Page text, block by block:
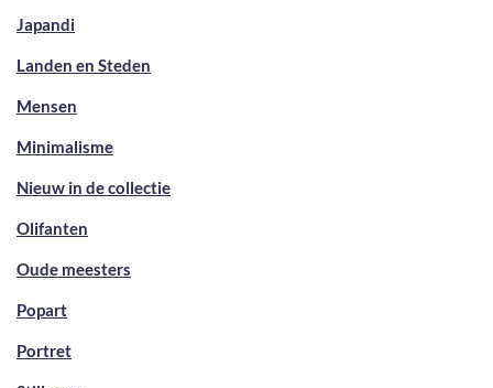
Japandi
Landen en Steden
Mensen
Minimalisme
Nieuw in de collectie
Olifanten
Oude meesters
Popart
Portret